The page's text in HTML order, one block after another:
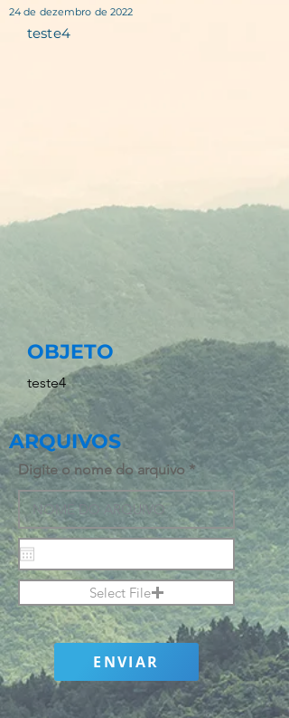
24 de dezembro de 2022
teste4
OBJETO
teste4
ARQUIVOS
Digite o nome do arquivo
Select File
ENVIAR